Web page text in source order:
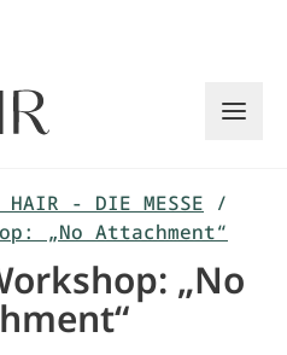
HAIR - DIE MESSE /
„No Attachment“
„No